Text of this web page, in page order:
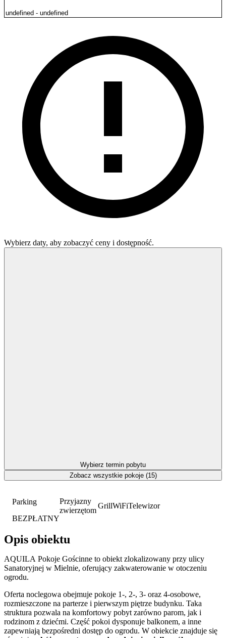
Parking
BEZPŁATNY
Przyjazny
zwierzętom
GrillWiFiTelewizor
Opis obiektu
AQUILA Pokoje Gościnne to obiekt zlokalizowany przy ulicy
Sanatoryjnej w Mielnie, oferujący zakwaterowanie w otoczeniu
ogrodu.
Oferta noclegowa obejmuje pokoje 1-, 2-, 3- oraz 4-osobowe,
rozmieszczone na parterze i pierwszym piętrze budynku. Taka
struktura pozwala na komfortowy pobyt zarówno parom, jak i
rodzinom z dziećmi. Część pokoi dysponuje balkonem, a inne
zapewniają bezpośredni dostęp do ogrodu. W obiekcie znajduje się
Wybierz daty, aby zobaczyć ceny i dostępność.
Wybierz termin pobytu
Zobacz wszystkie pokoje (15)